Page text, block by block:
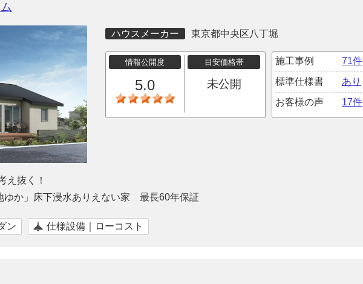
ハウスメーカー 東京都中央区八丁堀
情報公開度
5.0
目安価格帯
未公開
施工事例
71件
標準仕様書
あり
お客様の声
17件
え抜く！
ゆか」床下浸水ありえない家 最長60年保証
ン 仕様設備｜ローコスト